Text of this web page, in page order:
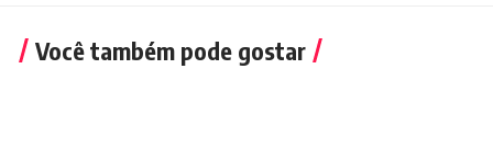
Você também pode gostar